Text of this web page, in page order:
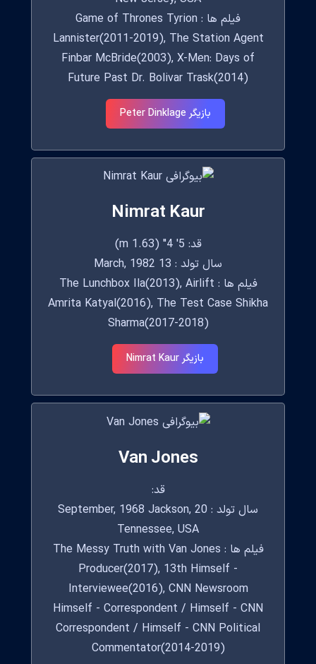
فیلم ها : Game of Thrones Tyrion
Lannister(2011-2019), The Station Agent
Finbar McBride(2003), X-Men: Days of
Future Past Dr. Bolivar Trask(2014)
بازیگر Peter Dinklage
Nimrat Kaur
قد: 5' 4" (1.63 m)
سال تولد : 13 March, 1982
فیلم ها : The Lunchbox Ila(2013), Airlift
Amrita Katyal(2016), The Test Case Shikha
Sharma(2017-2018)
بازیگر Nimrat Kaur
Van Jones
قد:
سال تولد : 20 September, 1968 Jackson,
Tennessee, USA
فیلم ها : The Messy Truth with Van Jones
Producer(2017), 13th Himself -
Interviewee(2016), CNN Newsroom
Himself - Correspondent / Himself - CNN
Correspondent / Himself - CNN Political
Commentator(2014-2019)